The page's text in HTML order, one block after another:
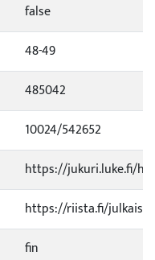
false
48-49
485042
10024/542652
https://jukuri.luke.fi/
https://riista.fi/
fin